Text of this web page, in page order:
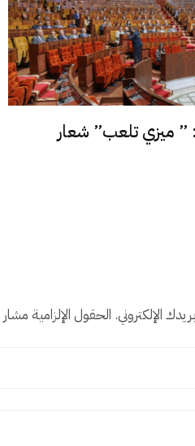
” ميزي تلعب” شعار
الإلكتروني. الحقول الإلزامية مشار